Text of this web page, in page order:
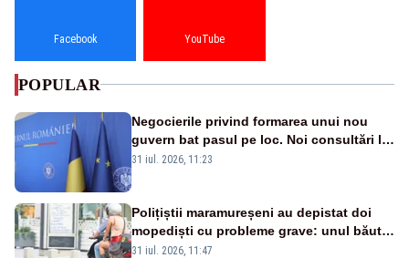
Facebook YouTube
POPULAR
Negocierile privind formarea unui nou
guvern bat pasul pe loc. Noi consultări la
Cotroceni, așteptate după mijlocul lunii
31 iul. 2026, 11:23
Polițiștii maramureșeni au depistat doi
mopediști cu probleme grave: unul băut,
altul fără permis
31 iul. 2026, 11:47